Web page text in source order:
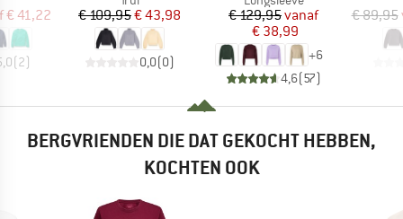
prijs
€ 41,22
(2)
Prijs
€ 109,95Verlaagde prijs
€ 43,98
0,0(0)
Prijs
€ 129,95Verlaagde prijs
vanaf
€ 38,99
+6
4,6(57)
€ 89,95
BERGVRIENDEN DIE DAT GEKOCHT HEBBEN,
KOCHTEN OOK